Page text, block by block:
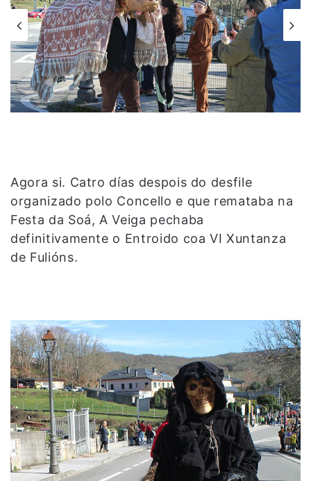
Agora si. Catro días despois do desfile
organizado polo Concello e que remataba na
Festa da Soá, A Veiga pechaba
definitivamente o Entroido coa VI Xuntanza
de Fulións.